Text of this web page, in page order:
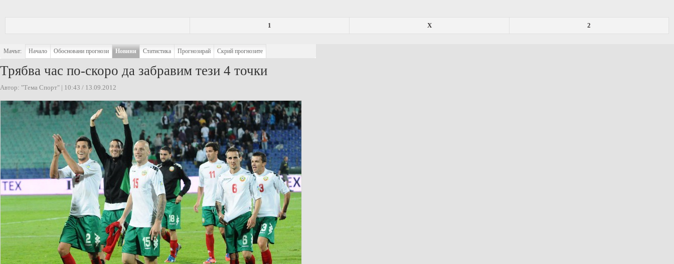
2
X
1
Мачът: Начало Обосновани прогнози Новини Статистика Прогнозирай Скрий прогнозите
Трябва час по-скоро да забравим тези 4 точки
Автор: "Тема Спорт" | 10:43 / 13.09.2012